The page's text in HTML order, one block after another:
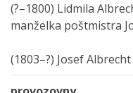
(?–1800) Lidmila
manželka poštmistra
(1803–?) Josef Albrecht